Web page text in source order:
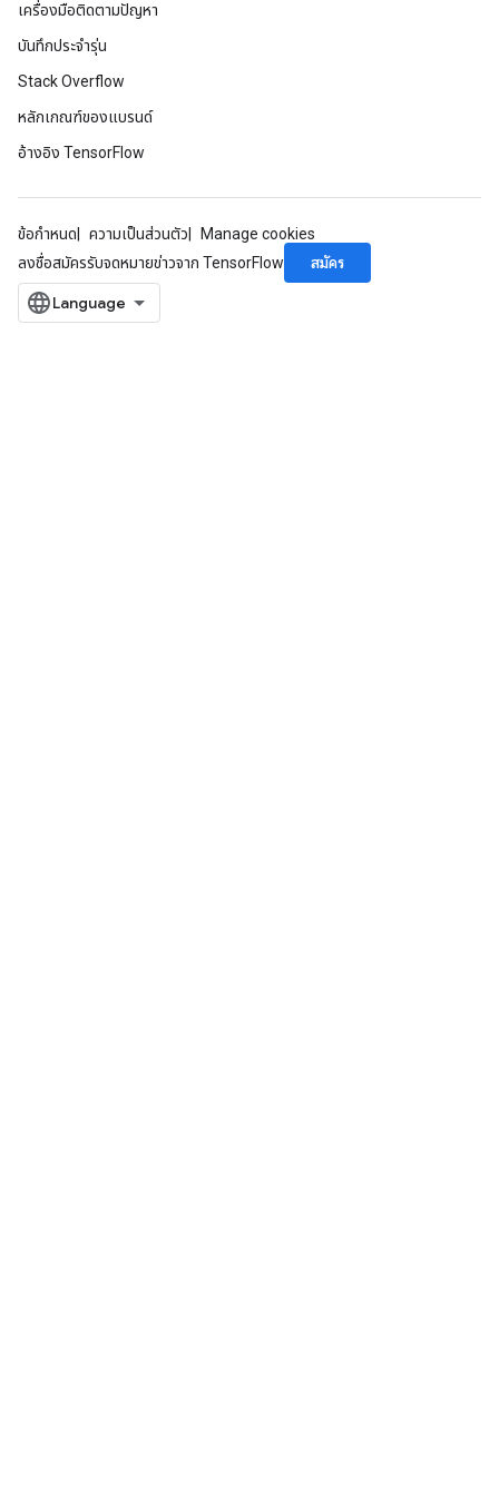
เครื่องมือติดตามปัญหา
บันทึกประจำรุ่น
Stack Overflow
หลักเกณฑ์ของแบรนด์
อ้างอิง TensorFlow
ข้อกำหนด ความเป็นส่วนตัว
Manage cookies
ลงชื่อสมัครรับจดหมายข่าวจาก TensorFlow
สมัคร